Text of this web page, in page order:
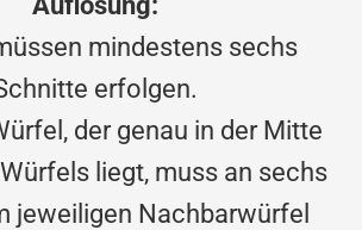
mindestens sechs
erfolgen.
der genau in der Mitte
liegt, muss an sechs
jeweiligen Nachbarwürfel